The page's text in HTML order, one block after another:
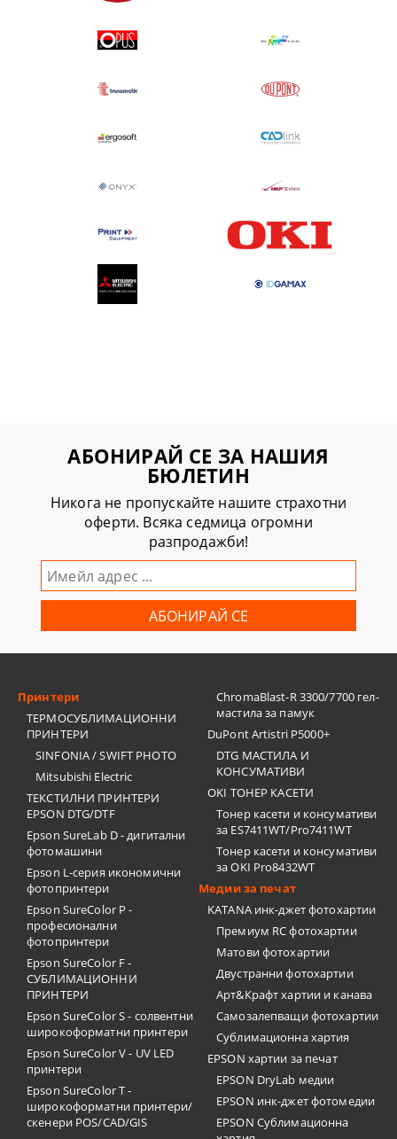
АБОНИРАЙ СЕ ЗА НАШИЯ
БЮЛЕТИН
Никога не пропускайте нашите страхотни
оферти. Всяка седмица огромни
разпродажби!
Принтери
ТЕРМОСУБЛИМАЦИОННИ
ПРИНТЕРИ
SINFONIA / SWIFT PHOTO
Mitsubishi Electric
ТЕКСТИЛНИ ПРИНТЕРИ
EPSON DTG/DTF
Epson SureLab D - дигитални
фотомашини
Epson L-серия икономични
фотопринтери
Epson SureColor P -
професионални
фотопринтери
Epson SureColor F -
СУБЛИМАЦИОННИ
ПРИНТЕРИ
Epson SureColor S - солвентни
широкоформатни принтери
Epson SureColor V - UV LED
принтери
Epson SureColor T -
широкоформатни принтери/
скенери POS/CAD/GIS
ChromaBlast-R 3300/7700 гел-
мастила за памук
DuPont Artistri P5000+
DTG МАСТИЛА И
КОНСУМАТИВИ
OKI ТОНЕР КАСЕТИ
Тонер касети и консумативи
за ES7411WT/Pro7411WT
Тонер касети и консумативи
за OKI Pro8432WT
Медии за печат
KATANA инк-джет фотохартии
Премиум RC фотохартии
Матови фотохартии
Двустранни фотохартии
Арт&Крафт хартии и канава
Самозалепващи фотохартии
Сублимационна хартия
EPSON хартии за печат
EPSON DryLab медии
EPSON инк-джет фотомедии
EPSON Сублимационна